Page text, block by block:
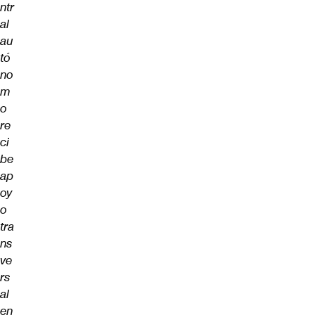
ntr
al
au
tó
no
m
o
re
ci
be
ap
oy
o
tra
ns
ve
rs
al
en